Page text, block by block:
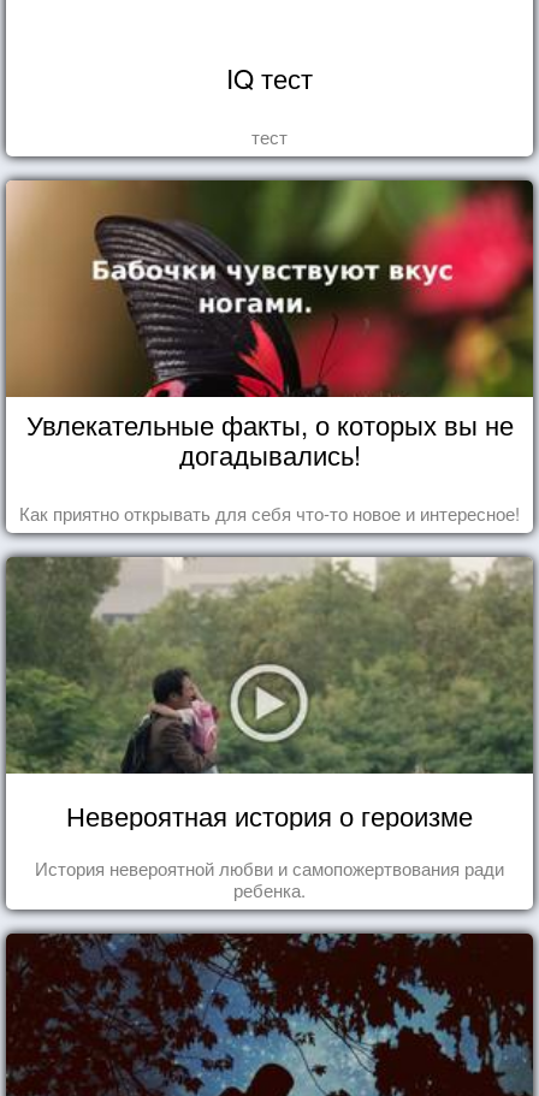
IQ тест
тест
Увлекательные факты, о которых вы не
догадывались!
Как приятно открывать для себя что-то новое и интересное!
Невероятная история о героизме
История невероятной любви и самопожертвования ради
ребенка.